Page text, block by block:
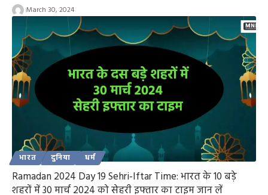
March 30, 2024
भारत दुनिया धर्म
Ramadan 2024 Day 19 Sehri-Iftar Time: भारत के 10 बड़े
शहरों में 30 मार्च 2024 को सेहरी इफ्तार का टाइम जान लें